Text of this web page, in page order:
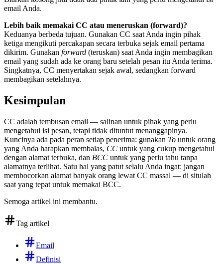
email Anda.
Lebih baik memakai CC atau meneruskan (forward)?
Keduanya berbeda tujuan. Gunakan CC saat Anda ingin pihak
ketiga mengikuti percakapan secara terbuka sejak email pertama
dikirim. Gunakan forward (teruskan) saat Anda ingin membagikan
email yang sudah ada ke orang baru setelah pesan itu Anda terima.
Singkatnya, CC menyertakan sejak awal, sedangkan forward
membagikan setelahnya.
Kesimpulan
CC adalah tembusan email — salinan untuk pihak yang perlu
mengetahui isi pesan, tetapi tidak dituntut menanggapinya.
Kuncinya ada pada peran setiap penerima: gunakan To untuk orang
yang Anda harapkan membalas, CC untuk yang cukup mengetahui
dengan alamat terbuka, dan BCC untuk yang perlu tahu tanpa
alamatnya terlihat. Satu hal yang patut selalu Anda ingat: jangan
membocorkan alamat banyak orang lewat CC massal — di situlah
saat yang tepat untuk memakai BCC.
Semoga artikel ini membantu.
Tag artikel
Email
Definisi